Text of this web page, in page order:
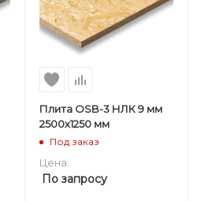
Плита OSB-3 НЛК 9 мм
2500х1250 мм
Под заказ
Цена:
По запросу